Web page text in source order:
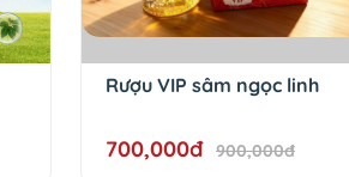
Rượu VIP sâm ngọc linh
700,000đ 900,000đ